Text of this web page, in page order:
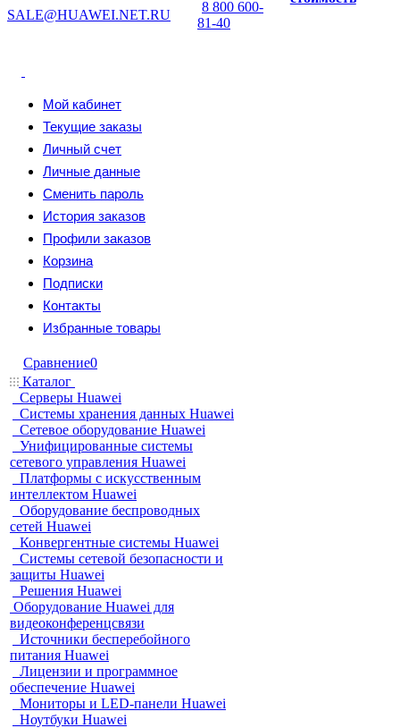
SALE@HUAWEI.NET.RU
8 800 600-
81-40
Мой кабинет
Текущие заказы
Личный счет
Личные данные
Сменить пароль
История заказов
Профили заказов
Корзина
Подписки
Контакты
Избранные товары
Сравнение0
Каталог
Серверы Huawei
Системы хранения данных Huawei
Сетевое оборудование Huawei
Унифицированные системы
сетевого управления Huawei
Платформы с искусственным
интеллектом Huawei
Оборудование беспроводных
сетей Huawei
Конвергентные системы Huawei
Системы сетевой безопасности и
защиты Huawei
Решения Huawei
Оборудование Huawei для
видеоконференцсвязи
Источники бесперебойного
питания Huawei
Лицензии и программное
обеспечение Huawei
Мониторы и LED-панели Huawei
Ноутбуки Huawei